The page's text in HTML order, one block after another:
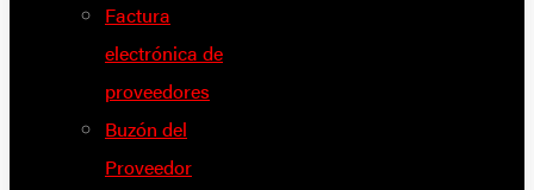
Factura
electrónica de
proveedores
Buzón del
Proveedor